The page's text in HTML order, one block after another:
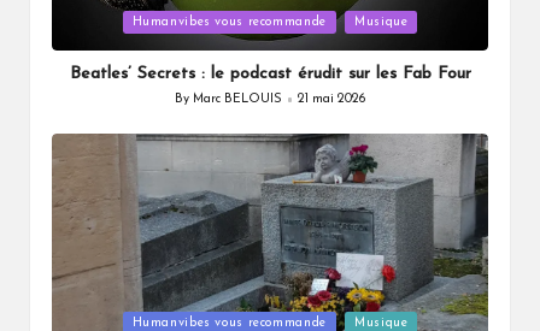
in
Humanvibes vous recommande Musique
Beatles’ Secrets : le podcast érudit sur les Fab Four
Posted
By Marc BELOUIS 21 mai 2026
Humanvibes vous recommande Musique